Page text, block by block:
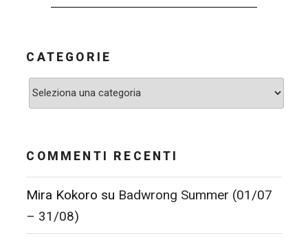
CATEGORIE
Categorie
COMMENTI RECENTI
Mira Kokoro su Badwrong Summer (01/07
– 31/08)